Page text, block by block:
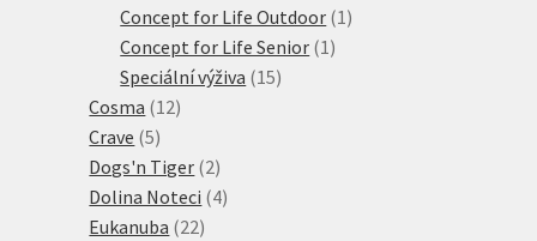
produkty
Concept for Life Outdoor 1 1
Concept for Life Senior 1 1
Speciální výživa 1515
Cosma 1212
Crave 55
produktů
Dogs'n Tiger 22
produkty
Dolina Noteci 44
Eukanuba 2222